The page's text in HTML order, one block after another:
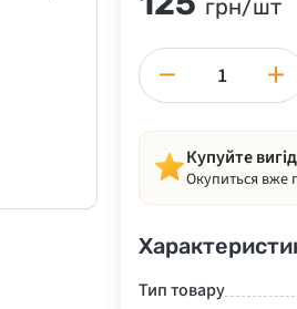
грн/шт
− +
Купуйте
Окупиться вже
Тип товару